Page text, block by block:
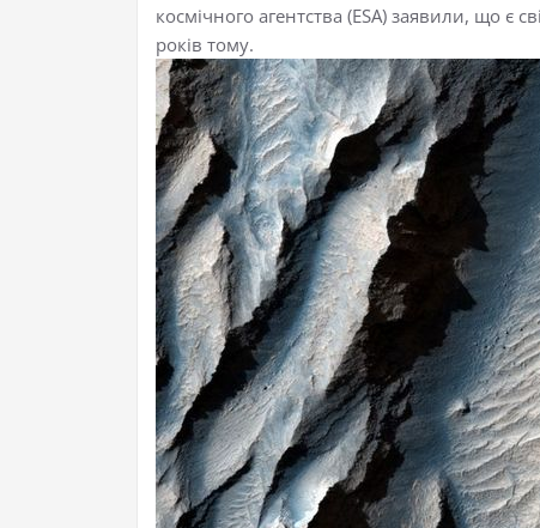
космічного агентства (ESA) заявили, що є
років тому.